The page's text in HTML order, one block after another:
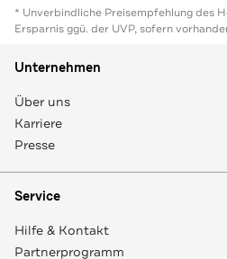
* Unverbindliche Preisempfehlung des
Ersparnis ggü. der UVP, sofern
Unternehmen
Über uns
Karriere
Presse
Service
Hilfe & Kontakt
Partnerprogramm